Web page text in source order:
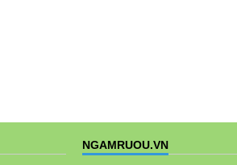
NGAMRUOU.VN